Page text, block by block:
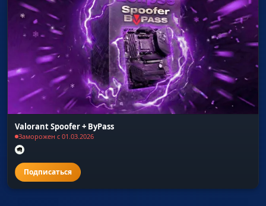
Valorant Spoofer + ByPass
Заморожен с 01.03.2026